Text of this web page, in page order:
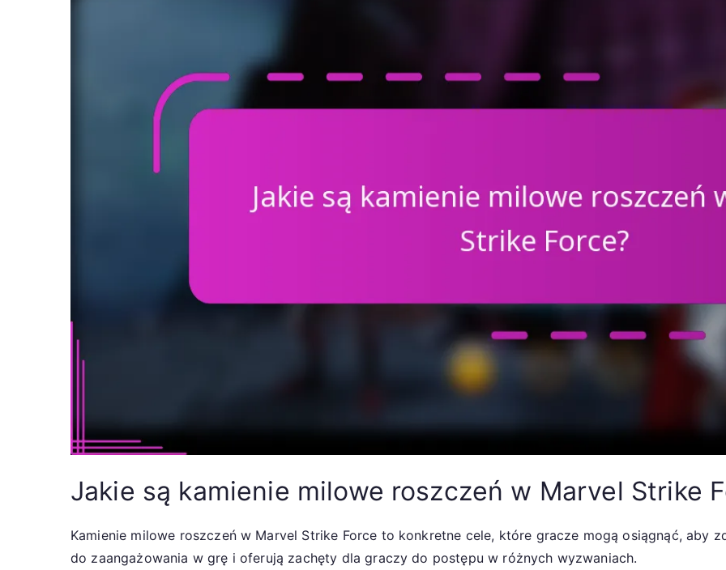
Jakie są kamienie milowe roszczeń w Marvel Strike
Kamienie milowe roszczeń w Marvel Strike Force to konkretne cele, które gracze mogą osiągnąć, aby
do zaangażowania w grę i oferują zachęty dla graczy do postępu w różnych wyzwaniach.